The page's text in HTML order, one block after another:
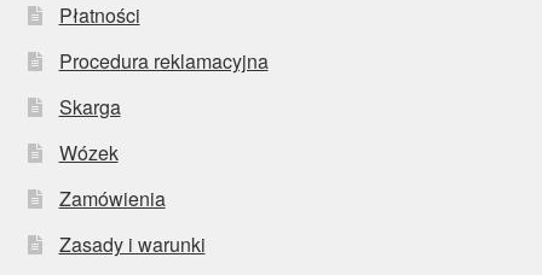
Płatności
Procedura reklamacyjna
Skarga
Wózek
Zamówienia
Zasady i warunki